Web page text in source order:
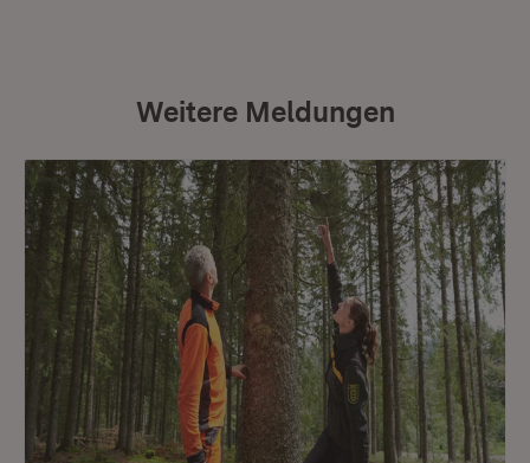
Weitere Meldungen